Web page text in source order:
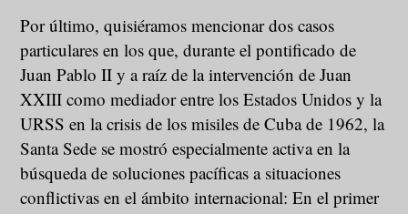
Por último, quisiéramos mencionar dos casos
particulares en los que, durante el pontificado de
Juan Pablo II y a raíz de la intervención de Juan
XXIII como mediador entre los Estados Unidos y la
URSS en la crisis de los misiles de Cuba de 1962, la
Santa Sede se mostró especialmente activa en la
búsqueda de soluciones pacíficas a situaciones
conflictivas en el ámbito internacional: En el primer